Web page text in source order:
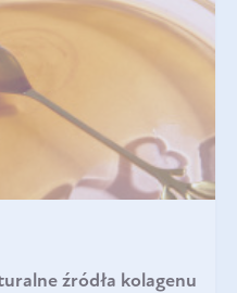
źródła kolagenu